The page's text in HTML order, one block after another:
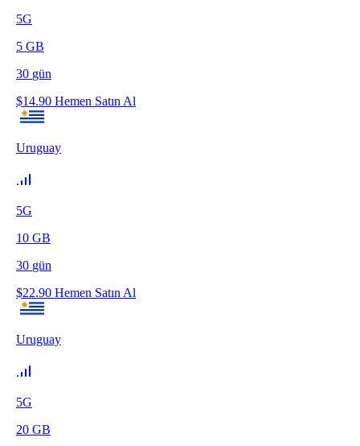
5G
5 GB
30 gün
$14.90 Hemen Satın Al
Uruguay
5G
10 GB
30 gün
$22.90 Hemen Satın Al
Uruguay
5G
20 GB